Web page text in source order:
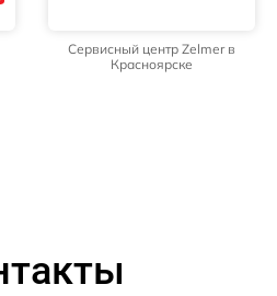
Сервисный центр Zelmer в
Красноярске